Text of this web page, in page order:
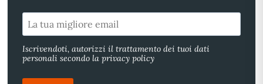
Iscrivendoti, autorizzi il trattamento dei tuoi dati
personali secondo la privacy policy